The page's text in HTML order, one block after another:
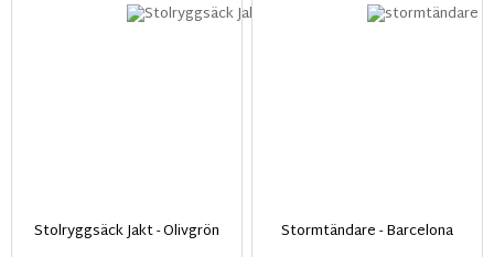
Stolryggsäck Jakt - Olivgrön Stormtändare - Barcelona